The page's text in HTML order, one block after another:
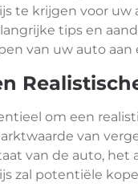
te krijgen voor uw
tips en
van uw auto aan
om een
van
van de auto, het
zal potentiële